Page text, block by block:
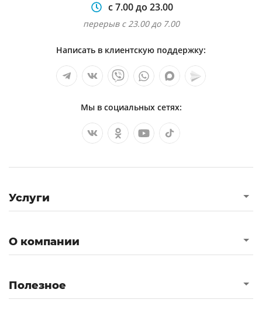
с 7.00 до 23.00
перерыв с 23.00 до 7.00
Написать в клиентскую поддержку:
Мы в социальных сетях:
Услуги
О компании
Полезное